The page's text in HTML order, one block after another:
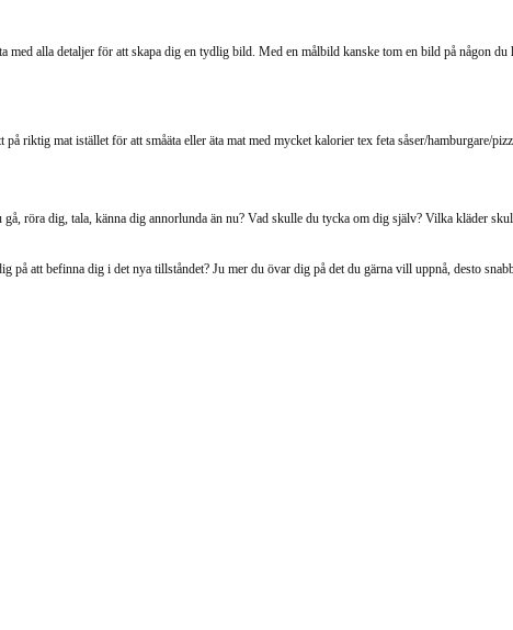
alla detaljer för att skapa dig en tydlig bild. Med en målbild kanske tom en bild på någon
riktig mat istället för att småäta eller äta mat med mycket kalorier tex feta såser/hamburgare/
röra dig, tala, känna dig annorlunda än nu? Vad skulle du tycka om dig själv? Vilka kläder
att befinna dig i det nya tillståndet? Ju mer du övar dig på det du gärna vill uppnå, desto